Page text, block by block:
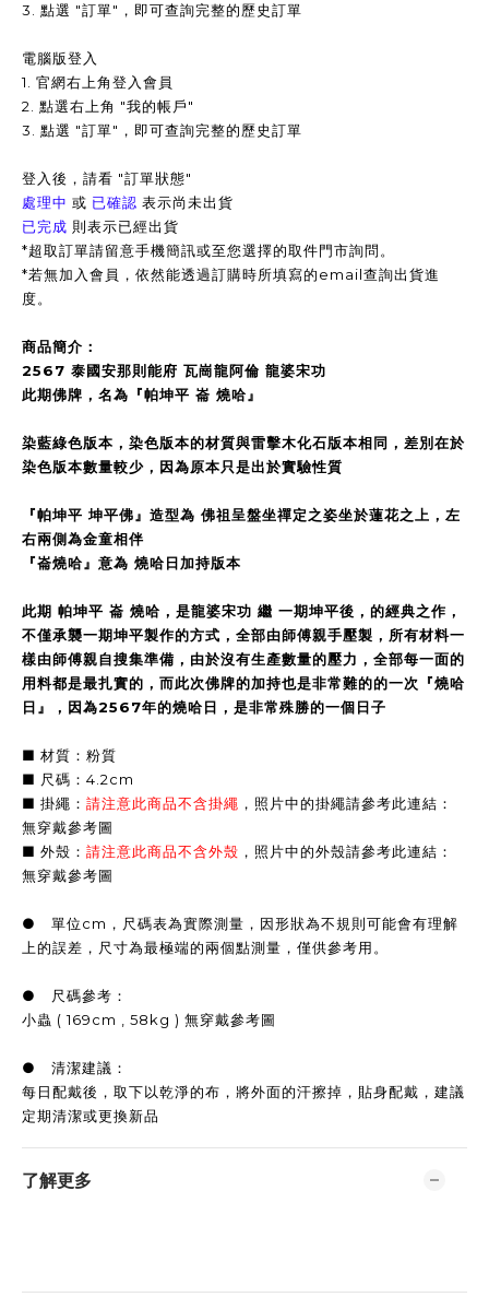
3. 點選 "訂單"，即可查詢完整的歷史訂單
電腦版登入
1. 官網右上角登入會員
2. 點選右上角 "我的帳戶"
3. 點選 "訂單"，即可查詢完整的歷史訂單
登入後，請看 "訂單狀態"
處理中 或 已確認 表示尚未出貨
已完成 則表示已經出貨
*超取訂單請留意手機簡訊或至您選擇的取件門市詢問。
*若無加入會員，依然能透過訂購時所填寫的email查詢出貨進
度。
商品簡介：
2567 泰國安那則能府 瓦崗龍阿倫 龍婆宋功
此期佛牌，名為『帕坤平 崙 燒哈』
染藍綠色版本，染色版本的材質與雷擊木化石版本相同，差別在於
染色版本數量較少，因為原本只是出於實驗性質
『帕坤平 坤平佛』造型為 佛祖呈盤坐禪定之姿坐於蓮花之上，左
右兩側為金童相伴
『崙燒哈』意為 燒哈日加持版本
此期 帕坤平 崙 燒哈，是龍婆宋功 繼 一期坤平後，的經典之作，
不僅承襲一期坤平製作的方式，全部由師傅親手壓製，所有材料一
樣由師傅親自搜集準備，由於沒有生產數量的壓力，全部每一面的
用料都是最扎實的，而此次佛牌的加持也是非常難的的一次『燒哈
日』，因為2567年的燒哈日，是非常殊勝的一個日子
■ 材質：粉質
■ 尺碼：4.2cm
■ 掛繩： 請注意此商品不含掛繩 ，照片中的掛繩請參考此連結：
無穿戴參考圖
■ 外殼： 請注意此商品不含外殼 ，照片中的外殼請參考此連結：
無穿戴參考圖
● 單位cm，尺碼表為實際測量，因形狀為不規則可能會有理解
上的誤差，尺寸為最極端的兩個點測量，僅供參考用。
● 尺碼參考：
小蟲 ( 169cm , 58kg ) 無穿戴參考圖
● 清潔建議：
每日配戴後，取下以乾淨的布，將外面的汗擦掉，貼身配戴，建議
定期清潔或更換新品
了解更多